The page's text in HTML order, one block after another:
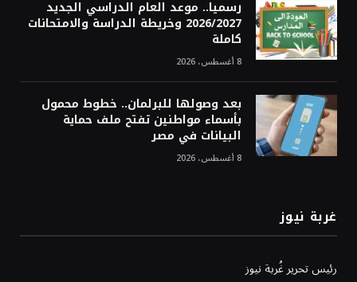
رسميا.. موعد العام الدراسي الجديد
2026/2027 وخريطة الدراسة والامتحانات
كاملة
8 أغسطس، 2026
بعد وصولها للبرلمان.. خطوط محمول
بأسماء مواطنين تفتح ملف حماية
البيانات في مصر
8 أغسطس، 2026
غربة نيوز
رئيس تحرير غُربة نيوز